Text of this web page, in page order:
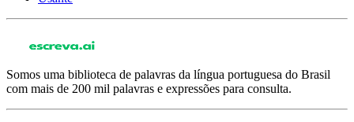
Somos uma biblioteca de palavras da língua portuguesa do Brasil
com mais de 200 mil palavras e expressões para consulta.